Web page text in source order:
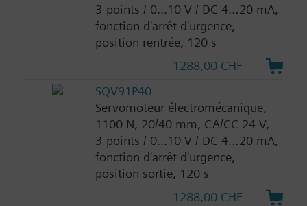
3-points / 0...10 V / DC 4…20 mA,
fonction d'arrêt d'urgence,
position rentrée, 120 s
1288,00 CHF
SQV91P40
Servomoteur électromécanique,
1100 N, 20/40 mm, CA/CC 24 V,
3-points / 0...10 V / DC 4…20 mA,
fonction d'arrêt d'urgence,
position sortie, 120 s
1288,00 CHF